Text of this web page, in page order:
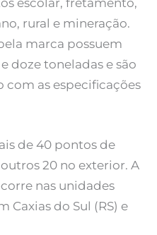
rural e mineração.
marca possuem
doze toneladas e são
com as especificações
de 40 pontos de
20 no exterior. A
nas unidades
Caxias do Sul (RS) e